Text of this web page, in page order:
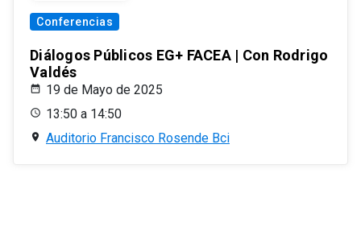
Conferencias
Diálogos Públicos EG+ FACEA | Con Rodrigo
Valdés
19 de Mayo de 2025
13:50 a 14:50
Auditorio Francisco Rosende Bci